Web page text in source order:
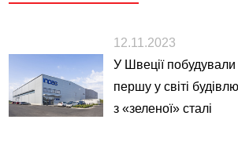
12.11.2023
У Швеції побудували
першу у світі будівлю
з «зеленої» сталі